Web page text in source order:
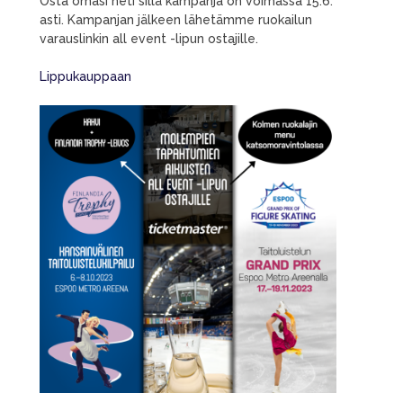
asti. Kampanjan jälkeen lähetämme ruokailun
varauslinkin all event -lipun ostajille.
Lippukauppaan